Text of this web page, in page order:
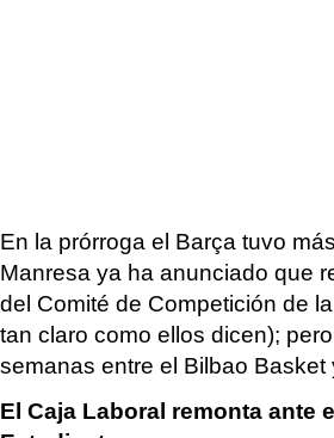
En la prórroga el Barça tuvo
Manresa ya ha anunciado que
del Comité de Competición de
tan claro como ellos dicen);
semanas entre el Bilbao
El Caja Laboral remonta ante